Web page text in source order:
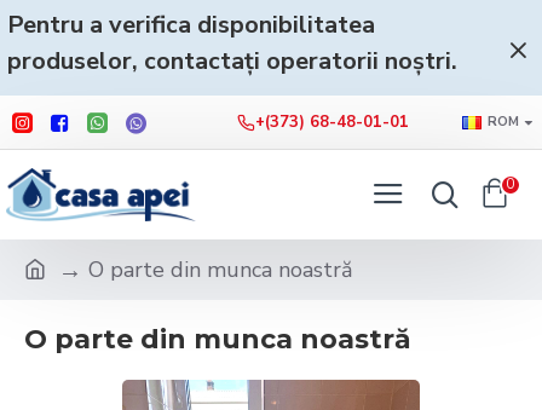
Pentru a verifica disponibilitatea
produselor, contactați operatorii noștri.
+(373) 68-48-01-01 ROM
0
O parte din munca noastră
O parte din munca noastră